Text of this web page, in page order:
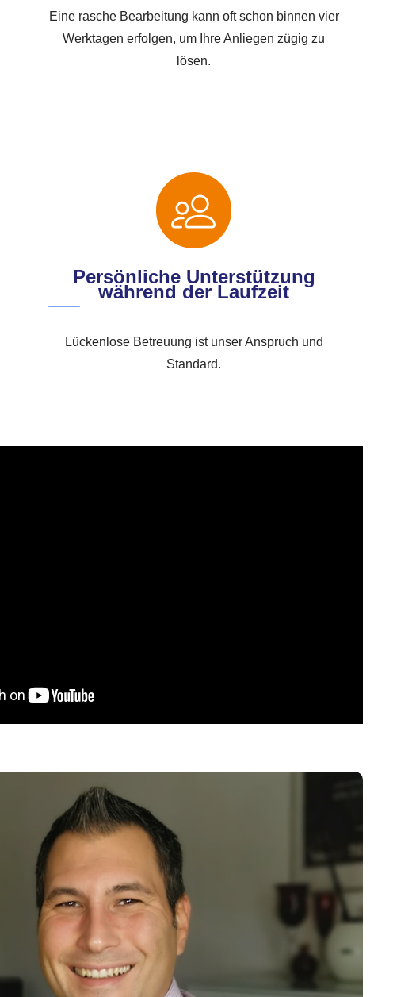
Eine rasche Bearbeitung kann oft schon binnen vier
Werktagen erfolgen, um Ihre Anliegen zügig zu
lösen.
Persönliche Unterstützung
während der Laufzeit
Lückenlose Betreuung ist unser Anspruch und
Standard.